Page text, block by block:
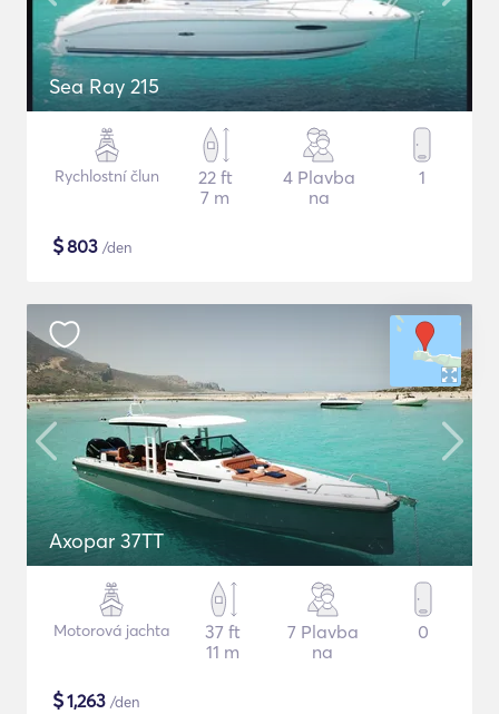
Sea Ray 215
Rychlostní člun
22 ft
7 m
4 Plavba
na
1
$803 /den
Axopar 37TT
Motorová jachta
37 ft
11 m
7 Plavba
na
0
$1,263 /den